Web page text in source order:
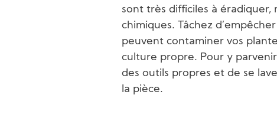
sont très difficiles à éradiquer,
chimiques. Tâchez
peuvent contaminer vos
culture propre. Pour y
des outils propres et de se
la pièce.